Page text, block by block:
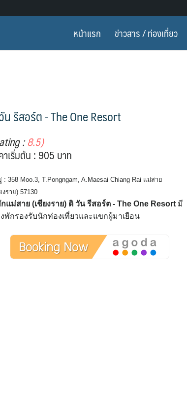
หน้าแรก ข่าวสาร / ท่องเที่ยว
น รีสอร์ต - The One Resort
:8.5)
าเริ่มต้น : 905 บาท
: 358 Moo.3, T.Pongngam, A.Maesai Chiang Rai แม่สาย
งราย) 57130
แม่สาย (เชียงราย) ดิ วัน รีสอร์ต - The One Resort มี
พักรองรับนักท่องเที่ยวและแขกผู้มาเยือน